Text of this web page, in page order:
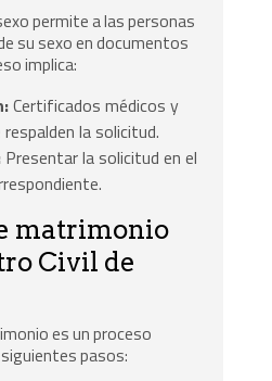
permite a las personas
su sexo en documentos
implica:
Certificados médicos y
la solicitud.
Presentar la solicitud en el
matrimonio
Civil de
es un proceso
pasos: